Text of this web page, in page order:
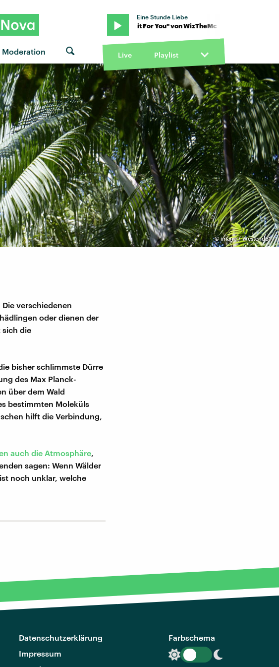
Moderation
Eine Stunde Liebe
"Wait For You" von WizTheMc · "Wait For You" von WizTheMc · "Wait For You" von
Live Playlist
© imago / Westend61
verschiedenen
oder dienen der
sich die
bisher schlimmste Dürre
des Max Planck-
über dem Wald
bestimmten Moleküls
hilft die Verbindung,
auch die Atmosphäre,
sagen: Wenn Wälder
noch unklar, welche
Datenschutzerklärung
Impressum
Farbschema